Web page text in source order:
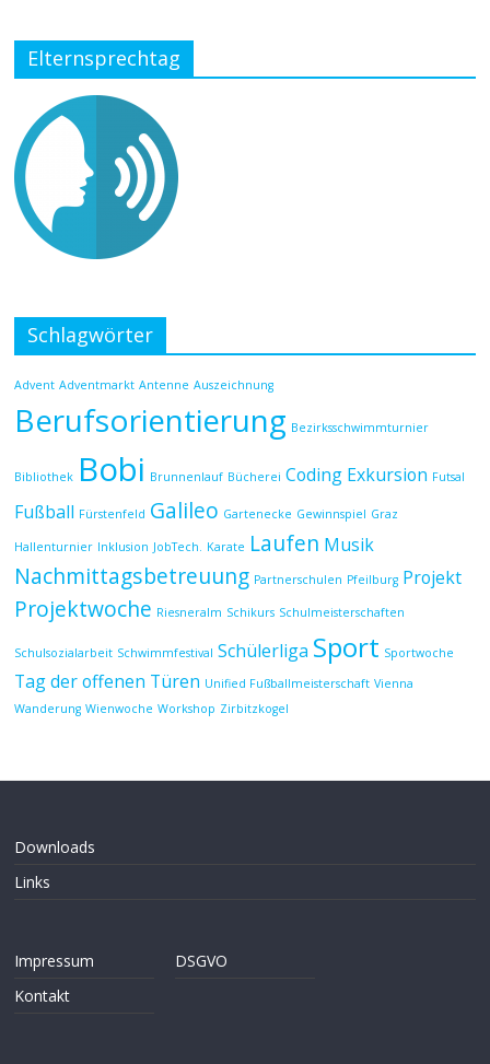
Elternsprechtag
Schlagwörter
Advent Adventmarkt Antenne Auszeichnung
Berufsorientierung Bezirksschwimmturnier
Bibliothek Bobi Brunnenlauf Bücherei Coding Exkursion Futsal
Fußball Fürstenfeld Galileo Gartenecke Gewinnspiel Graz
Hallenturnier Inklusion JobTech. Karate Laufen Musik
Nachmittagsbetreuung Partnerschulen Pfeilburg Projekt
Projektwoche Riesneralm Schikurs Schulmeisterschaften
Schulsozialarbeit Schwimmfestival Schülerliga Sport Sportwoche
Tag der offenen Türen Unified Fußballmeisterschaft Vienna
Wanderung Wienwoche Workshop Zirbitzkogel
Downloads
Links
Impressum
Kontakt
DSGVO